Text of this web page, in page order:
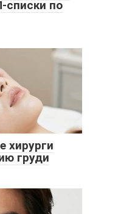
по
хирурги
груди